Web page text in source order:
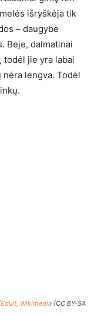
išryškėja tik
– daugybė
Beje, dalmatinai
todėl jie yra labai
lengva. Todėl
Edult, Wikimedia (CC BY-SA